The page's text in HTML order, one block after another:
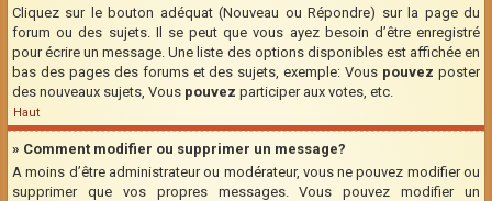
Cliquez sur le bouton adéquat (Nouveau ou Répondre) sur la page du
forum ou des sujets. Il se peut que vous ayez besoin d’être enregistré
pour écrire un message. Une liste des options disponibles est affichée en
bas des pages des forums et des sujets, exemple: Vous pouvez poster
des nouveaux sujets, Vous pouvez participer aux votes, etc.
Haut
» Comment modifier ou supprimer un message?
A moins d’être administrateur ou modérateur, vous ne pouvez modifier ou
supprimer que vos propres messages. Vous pouvez modifier un